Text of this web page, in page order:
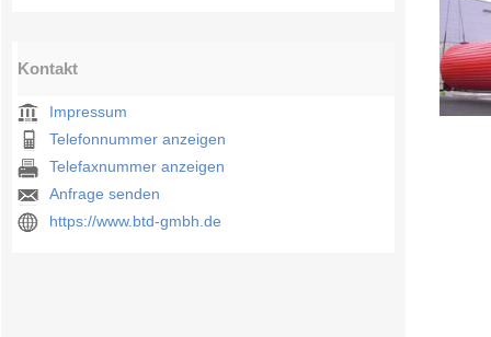
Kontakt
Impressum
Telefonnummer anzeigen
Telefaxnummer anzeigen
Anfrage senden
https://www.btd-gmbh.de